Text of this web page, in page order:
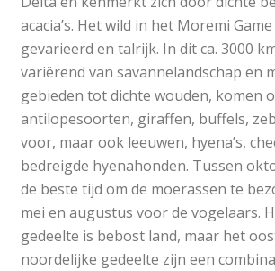
acacia’s. Het wild in het Moremi
gevarieerd en talrijk. In dit ca. 3000
variërend van savannelandschap en
gebieden tot dichte wouden, komen
antilopesoorten, giraffen, buffels,
voor, maar ook leeuwen, hyena’s,
bedreigde hyenahonden. Tussen
de beste tijd om de moerassen te
mei en augustus voor de vogelaars.
gedeelte is bebost land, maar het
noordelijke gedeelte zijn een